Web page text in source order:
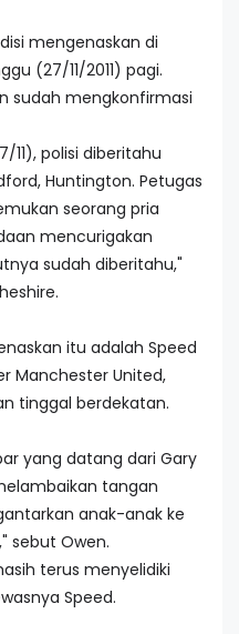
mengenaskan di
(27/11/2011) pagi.
sudah mengkonfirmasi
11), polisi diberitahu
Huntington. Petugas
seorang pria
mencurigakan
sudah diberitahu,"
itu adalah Speed
Manchester United,
tinggal berdekatan.
yang datang dari Gary
tangan
anak-anak ke
sebut Owen.
terus menyelidiki
Speed.